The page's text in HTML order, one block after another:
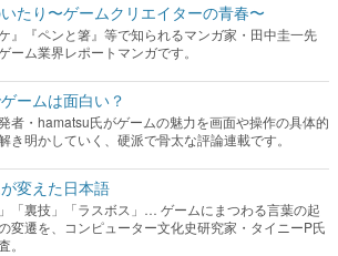
たり〜ゲームクリエイターの青春〜
ケ』『ペンと箸』等で知られるマンガ家・田中圭一先
ーム業界レポートマンガです。
ームは面白い？
者・hamatsu氏がゲームの魅力を画面や操作の具体的
き明かしていく、硬派で骨太な評論連載です。
変えた日本語
」「裏技」「ラスボス」… ゲームにまつわる言葉の起
変遷を、コンピューター文化史研究家・タイニーP氏
。